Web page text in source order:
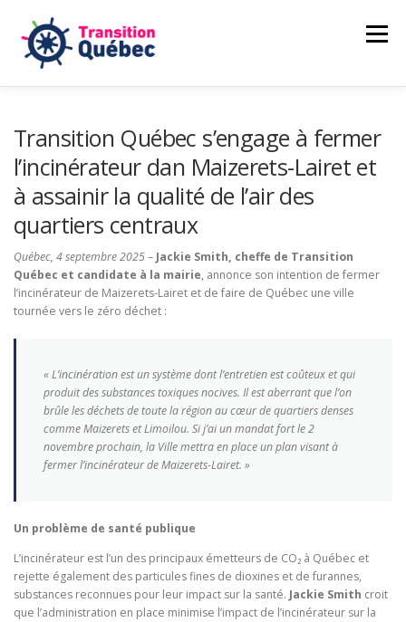
contenu
Menu
NOS ENGAGEMENTS PASSER À L’ACTION
NOUVELLES FAIRE UN DON
Transition Québec s’engage à fermer
l’incinérateur dan Maizerets-Lairet et
à assainir la qualité de l’air des
quartiers centraux
Québec, 4 septembre 2025– Jackie Smith, cheffe de Transition
Québec et candidate à la mairie, annonce son intention de fermer
l’incinérateur de Maizerets-Lairet et de faire de Québec une ville
tournée vers le zéro déchet :
« L’incinération est un système dont l’entretien est coûteux et qui
produit des substances toxiques nocives. Il est aberrant que l’on
brûle les déchets de toute la région au cœur de quartiers denses
comme Maizerets et Limoilou. Si j’ai un mandat fort le 2
novembre prochain, la Ville mettra en place un plan visant à
fermer l’incinérateur de Maizerets-Lairet. »
Un problème de santé publique
L’incinérateur est l’un des principaux émetteurs de CO₂ à Québec et
rejette également des particules fines de dioxines et de furannes,
substances reconnues pour leur impact sur la santé. Jackie Smith croit
que l’administration en place minimise l’impact de l’incinérateur sur la